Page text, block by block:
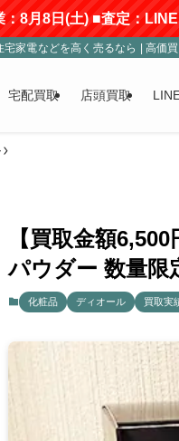
) ■査定：LINEとメール
家電などを高く売るなら | 高価
宅配買取 店頭買取
【買取金額
パウダー 数量限
化粧品 ディオール 買取実